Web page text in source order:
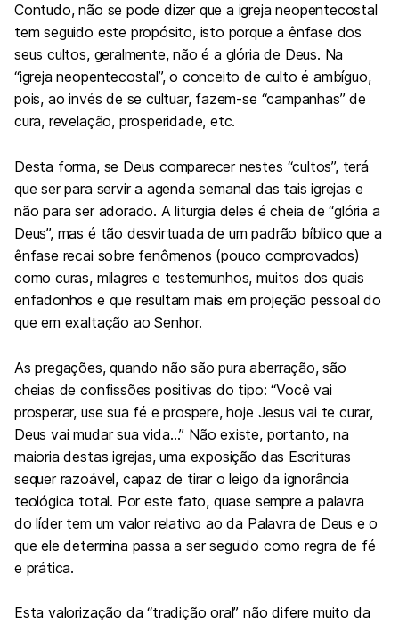
Contudo, não se pode dizer que a igreja neopentecostal
tem seguido este propósito, isto porque a ênfase dos
seus cultos, geralmente, não é a glória de Deus. Na
“igreja neopentecostal”, o conceito de culto é ambíguo,
pois, ao invés de se cultuar, fazem-se “campanhas” de
cura, revelação, prosperidade, etc.
Desta forma, se Deus comparecer nestes “cultos”, terá
que ser para servir a agenda semanal das tais igrejas e
não para ser adorado. A liturgia deles é cheia de “glória a
Deus”, mas é tão desvirtuada de um padrão bíblico que a
ênfase recai sobre fenômenos (pouco comprovados)
como curas, milagres e testemunhos, muitos dos quais
enfadonhos e que resultam mais em projeção pessoal do
que em exaltação ao Senhor.
As pregações, quando não são pura aberração, são
cheias de confissões positivas do tipo: “Você vai
prosperar, use sua fé e prospere, hoje Jesus vai te curar,
Deus vai mudar sua vida…” Não existe, portanto, na
maioria destas igrejas, uma exposição das Escrituras
sequer razoável, capaz de tirar o leigo da ignorância
teológica total. Por este fato, quase sempre a palavra
do líder tem um valor relativo ao da Palavra de Deus e o
que ele determina passa a ser seguido como regra de fé
e prática.
Esta valorização da “tradição oral” não difere muito da